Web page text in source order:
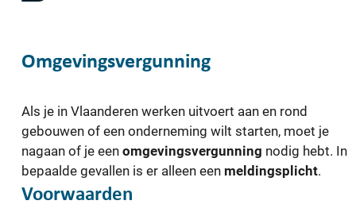
Omgevingsvergunning
Als je in Vlaanderen werken uitvoert aan en rond
gebouwen of een onderneming wilt starten, moet je
nagaan of je een omgevingsvergunning nodig hebt. In
bepaalde gevallen is er alleen een meldingsplicht.
Voorwaarden